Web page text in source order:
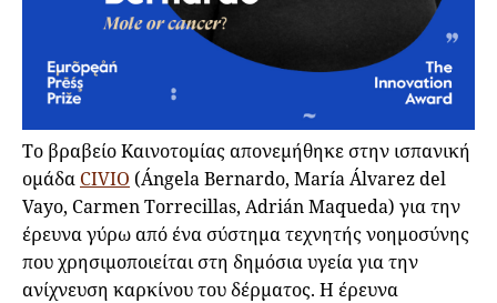
Το βραβείο Καινοτομίας απονεμήθηκε στην ισπανική
ομάδα CIVIO (Ángela Bernardo, María Álvarez del
Vayo, Carmen Torrecillas, Adrián Maqueda) για την
έρευνα γύρω από ένα σύστημα τεχνητής νοημοσύνης
που χρησιμοποιείται στη δημόσια υγεία για την
ανίχνευση καρκίνου του δέρματος. Η έρευνα